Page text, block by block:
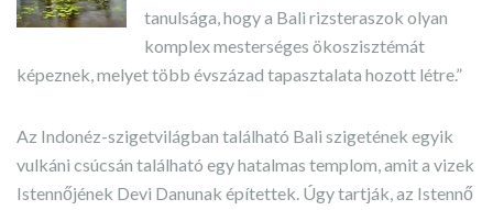
tanulsága, hogy a Bali rizsteraszok olyan
komplex mesterséges ökoszisztémát
képeznek, melyet több évszázad tapasztalata hozott létre.”
Az Indonéz-szigetvilágban található Bali szigetének egyik
vulkáni csúcsán található egy hatalmas templom, amit a vizek
Istennőjének Devi Danunak építettek. Úgy tartják, az Istennő